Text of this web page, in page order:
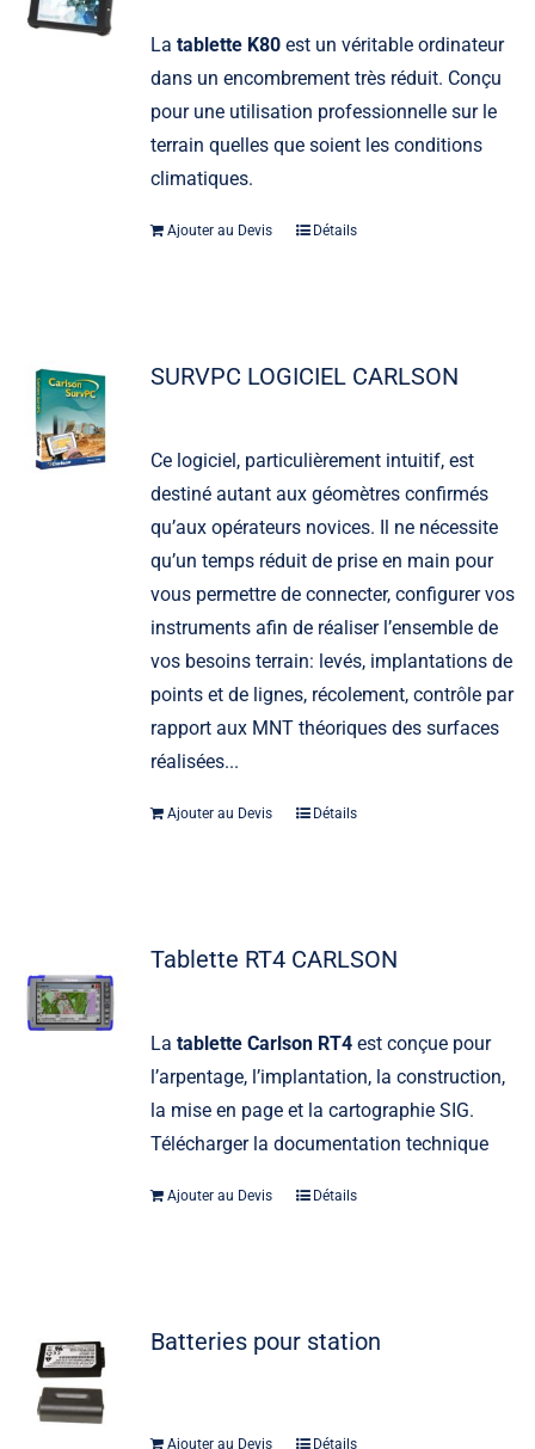
La tablette K80est un véritable ordinateur
dans un encombrement très réduit. Conçu
pour une utilisation professionnelle sur le
terrain quelles que soient les conditions
climatiques.
Ajouter au Devis Détails
SURVPC LOGICIEL CARLSON
Ce logiciel, particulièrement intuitif, est
destiné autant aux géomètres confirmés
qu’aux opérateurs novices. Il ne nécessite
qu’un temps réduit de prise en main pour
vous permettre de connecter, configurer vos
instruments afin de réaliser l’ensemble de
vos besoins terrain: levés, implantations de
points et de lignes, récolement, contrôle par
rapport aux MNT théoriques des surfaces
réalisées...
Ajouter au Devis Détails
Tablette RT4 CARLSON
La tablette Carlson RT4est conçue pour
l’arpentage, l’implantation, la construction,
la mise en page et la cartographie SIG.
Télécharger la documentation technique
Ajouter au Devis Détails
Batteries pour station
Ajouter au Devis Détails